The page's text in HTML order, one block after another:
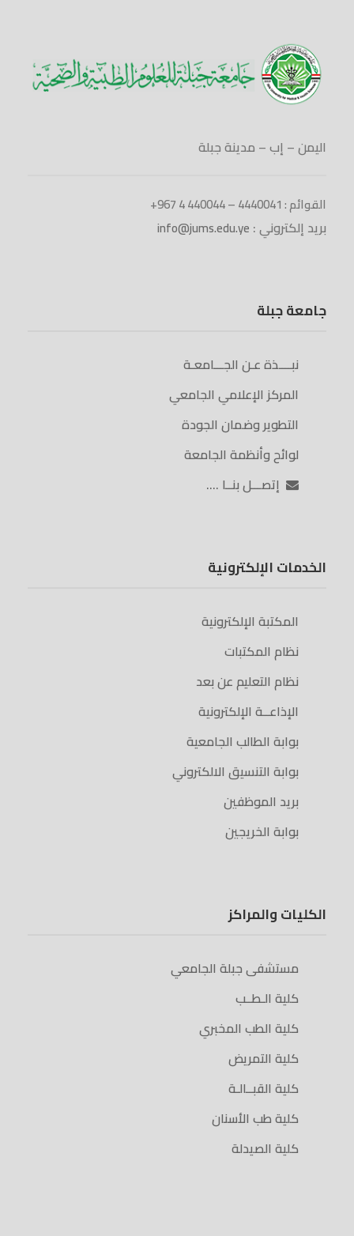
اليمن – إب – مدينة جبلة
القوائم : 4440041 – 440044 4 967+
بريد إلكتروني : info@jums.edu.ye
جامعة جبلة
نبــــذة عـن الجـــامعـة
المركز الإعلامي الجامعي
التطوير وضمان الجودة
لوائح وأنظمة الجامعة
إتصـــل بنــا ….
الخدمات الإلكترونية
المكتبة الإلكترونية
نظام المكتبات
نظام التعليم عن بعد
الإذاعــة الإلكترونية
بوابة الطالب الجامعية
بوابة التنسيق الالكتروني
بريد الموظفين
بوابة الخريجين
الكليات والمراكز
مستشفى جبلة الجامعي
كلية الـطــب
كلية الطب المخبري
كلية التمريض
كلية القبــالـة
كلية طب الأسنان
كلية الصيدلة